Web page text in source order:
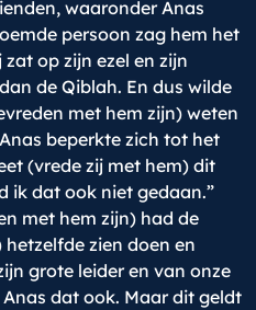
waaronder Anas
persoon zag hem het
op zijn ezel en zijn
de Qiblah. En dus wilde
met hem zijn) weten
beperkte zich tot het
(vrede zij met hem) dit
ik dat ook niet gedaan.”
met hem zijn) had de
zien doen en
grote leider en van onze
dat ook. Maar dit geldt